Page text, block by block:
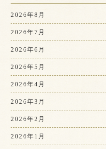
2026年8月
2026年7月
2026年6月
2026年5月
2026年4月
2026年3月
2026年2月
2026年1月